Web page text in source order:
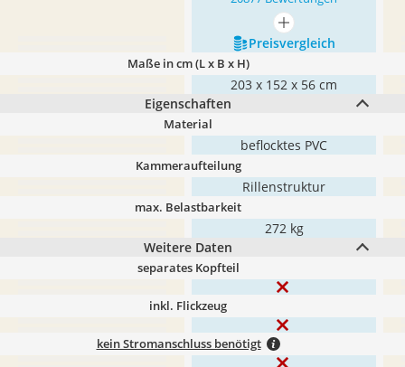
mehr anzeigen
Preis­vergleich
Maße in cm (L x B x H)
‎203 x 152 x 56 cm
Eigenschaften
Material
beflocktes PVC
Kammeraufteilung
Rillenstruktur
max. Belastbarkeit
272 kg
Weitere Daten
separates Kopfteil
inkl. Flickzeug
kein Stromanschluss benötigt